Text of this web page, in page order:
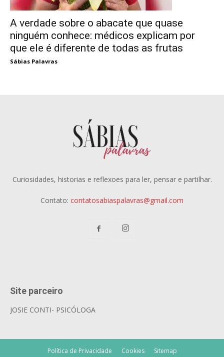
A verdade sobre o abacate que quase
ninguém conhece: médicos explicam por
que ele é diferente de todas as frutas
Sábias Palavras
Curiosidades, historias e reflexoes para ler, pensar e partilhar.
Contato: contatosabiaspalavras@gmail.com
Site parceiro
JOSIE CONTI- PSICÓLOGA
Política de Privacidade Cookies Sitemap